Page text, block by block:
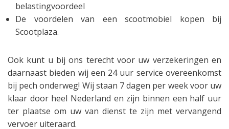
belastingvoordeel
De voordelen van een scootmobiel kopen bij
Scootplaza.
Ook kunt u bij ons terecht voor uw verzekeringen en
daarnaast bieden wij een 24 uur service overeenkomst
bij pech onderweg! Wij staan 7 dagen per week voor uw
klaar door heel Nederland en zijn binnen een half uur
ter plaatse om uw van dienst te zijn met vervangend
vervoer uiteraard.